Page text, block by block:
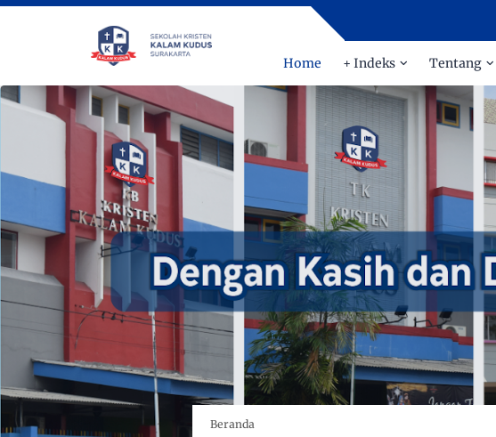
Home + Indeks Tentang
Beranda